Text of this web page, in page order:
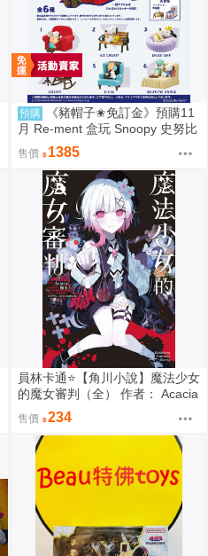
預購
《豬帽子✬免訂金》預購11
月 Re-ment 盒玩 Snoopy 史努比
悠閒座椅場景 中盒6入 0816
售價 1385
員林卡通⭐️【角川小說】魔法少女
的魔女審判（全） 作者： Acacia
(附尼采書套)
售價 234